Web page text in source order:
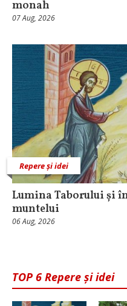
monah
07 Aug, 2026
Repere și idei
Lumina Taborului și
muntelui
06 Aug, 2026
TOP 6 Repere și idei